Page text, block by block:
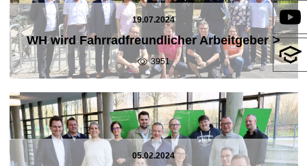
19.07.2024
WH wird Fahrradfreundlicher Arbeitgeber>
3951
05.02.2024